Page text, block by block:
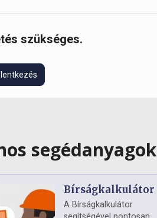
szükséges.
segédanyagok
Bírságkalkulátor
A Bírságkalkulátor